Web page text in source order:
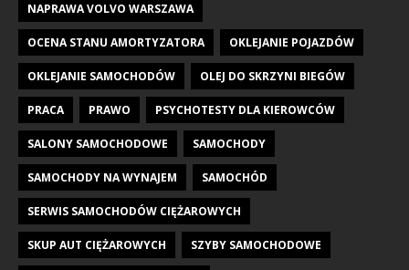
NAPRAWA VOLVO WARSZAWA
OCENA STANU AMORTYZATORA OKLEJANIE POJAZDÓW
OKLEJANIE SAMOCHODÓW OLEJ DO SKRZYNI BIEGÓW
PRACA PRAWO PSYCHOTESTY DLA KIEROWCÓW
SALONY SAMOCHODOWE SAMOCHODY
SAMOCHODY NA WYNAJEM SAMOCHÓD
SERWIS SAMOCHODÓW CIĘŻAROWYCH
SKUP AUT CIĘŻAROWYCH SZYBY SAMOCHODOWE